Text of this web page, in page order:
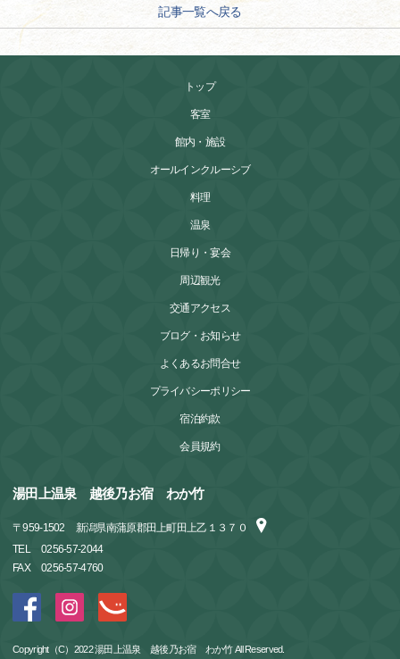
記事一覧へ戻る
トップ
客室
館内・施設
オールインクルーシブ
料理
温泉
日帰り・宴会
周辺観光
交通アクセス
ブログ・お知らせ
よくあるお問合せ
プライバシーポリシー
宿泊約款
会員規約
湯田上温泉 越後乃お宿 わか竹
〒959-1502
新潟県南蒲原郡田上町田上乙１３７０
TEL
0256-57-2044
FAX
0256-57-4760
Copyright（C）2022 湯田上温泉 越後乃お宿 わか竹 All Reserved.